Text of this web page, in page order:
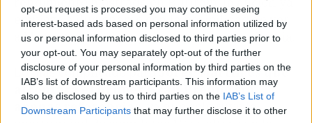
opt-out request is processed you may continue seeing
interest-based ads based on personal information utilized by
us or personal information disclosed to third parties prior to
your opt-out. You may separately opt-out of the further
disclosure of your personal information by third parties on the
IAB’s list of downstream participants. This information may
also be disclosed by us to third parties on the IAB’s List of
Downstream Participants that may further disclose it to other
empieza a ilusionarse con la posibilidad de ver
a Martín peleando regularmente por la victoria.
Lo más complicado paraJorge Martín es que
afrontará el primer Gran Premio sin
apenas referencias, ya que solo tuvo la